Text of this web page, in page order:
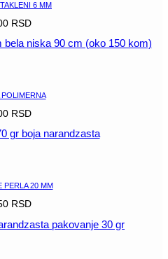
6 MM
RSD
bela niska 90 cm (oko 150 kom)
RSD
gr boja narandzasta
PERLA 20 MM
RSD
pakovanje 30 gr